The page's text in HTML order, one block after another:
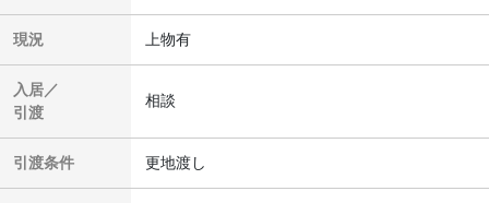
現況 上物有
入居／
引渡
相談
引渡条件 更地渡し